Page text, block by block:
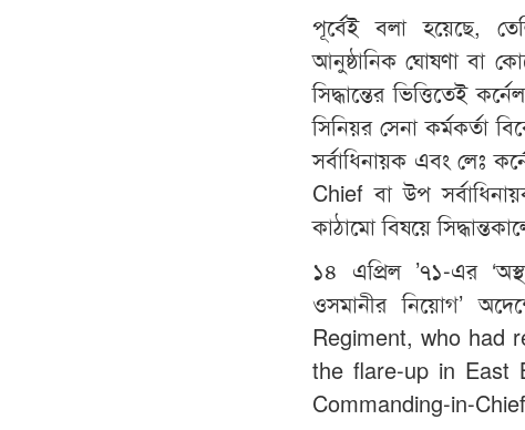
পূর্বেই বলা হয়েছে,
আনুষ্ঠানিক ঘোষণা বা
সিদ্ধান্তের ভিত্তিতেই
সিনিয়র সেনা কর্মকর্তা
সর্বাধিনায়ক এবং লেঃ
Chief বা উপ
কাঠামো বিষয়ে
১৪ এপ্রিল ’৭১-এর
ওসমানীর নিয়োগ’
Regiment, who had
the flare-up in East
Commanding-in-